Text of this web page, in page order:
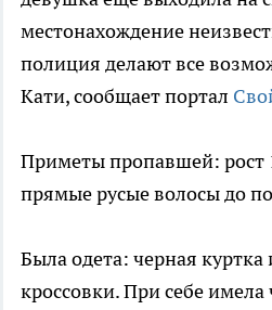
местонахождение
полиция делают все
Кати, сообщает портал
Приметы пропавшей: рост
прямые русые волосы до
Была одета: черная
кроссовки. При себе